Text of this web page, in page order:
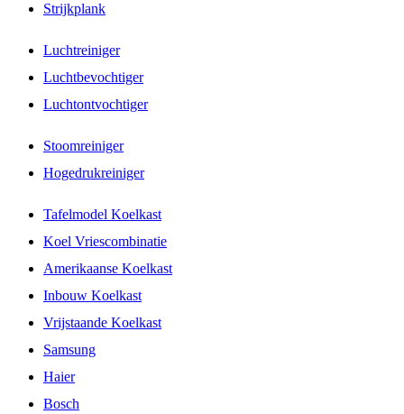
Strijkplank
Luchtreiniger
Luchtbevochtiger
Luchtontvochtiger
Stoomreiniger
Hogedrukreiniger
Tafelmodel Koelkast
Koel Vriescombinatie
Amerikaanse Koelkast
Inbouw Koelkast
Vrijstaande Koelkast
Samsung
Haier
Bosch